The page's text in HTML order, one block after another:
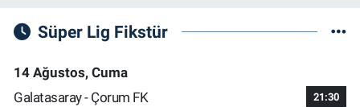
Süper Lig Fikstür
14 Ağustos, Cuma
Galatasaray - Çorum FK
21:30